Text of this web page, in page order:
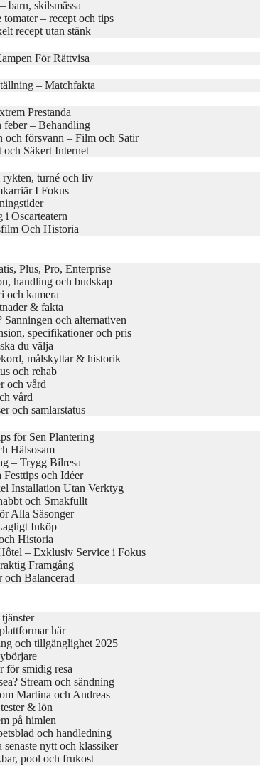
barn, skilsmässa
– recept och tips
recept utan stänk
För Rättvisa
– Matchfakta
Prestanda
feber – Behandling
och försvann – Film och Satir
Säkert Internet
turné och liv
I Fokus
Oscarteatern
Och Historia
Plus, Pro, Enterprise
handling och budskap
och kamera
& fakta
och alternativen
specifikationer och pris
du välja
målskyttar & historik
och rehab
och vård
vård
och samlarstatus
för Sen Plantering
Hälsosam
– Trygg Bilresa
och Idéer
Installation Utan Verktyg
och Smakfullt
Alla Säsonger
Inköp
Historia
– Exklusiv Service i Fokus
Framgång
Balancerad
här
och tillgänglighet 2025
för smidig resa
Stream och sändning
Martina och Andreas
& lön
på himlen
och handledning
nytt och klassiker
pool och frukost